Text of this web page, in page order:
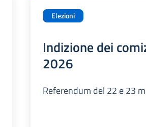
Elezioni
Indizione dei
2026
Referendum del 22 e 23